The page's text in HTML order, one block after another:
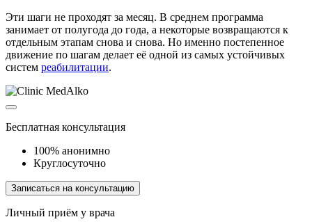
Эти шаги не проходят за месяц. В среднем программа
занимает от полугода до года, а некоторые возвращаются к
отдельным этапам снова и снова. Но именно постепенное
движение по шагам делает её одной из самых устойчивых
систем реабилитации.
Бесплатная консультация
100% анонимно
Круглосуточно
Записаться на консультацию
Личный приём у врача